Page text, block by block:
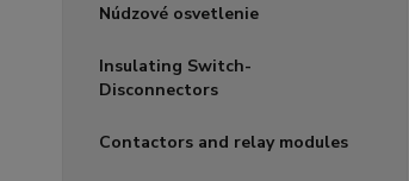
Núdzové osvetlenie
Insulating Switch-
Disconnectors
Contactors and relay modules